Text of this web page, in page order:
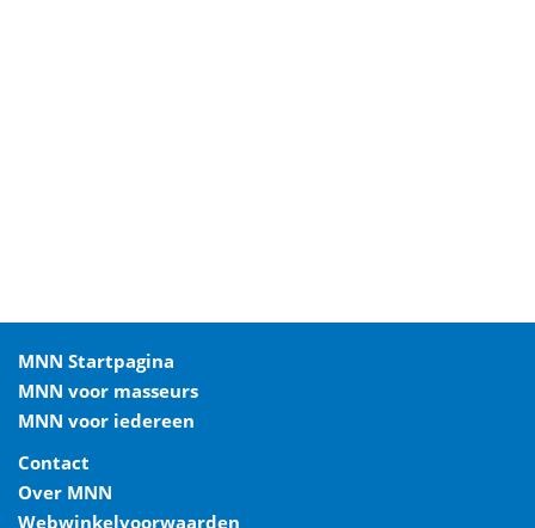
MNN Startpagina
MNN voor masseurs
MNN voor iedereen
Contact
Over MNN
Webwinkelvoorwaarden